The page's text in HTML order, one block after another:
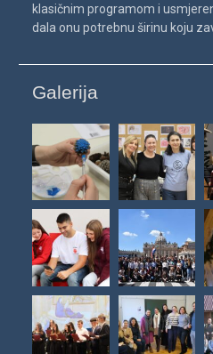
klasičnim programom i
dala onu potrebnu širinu koju
Galerija